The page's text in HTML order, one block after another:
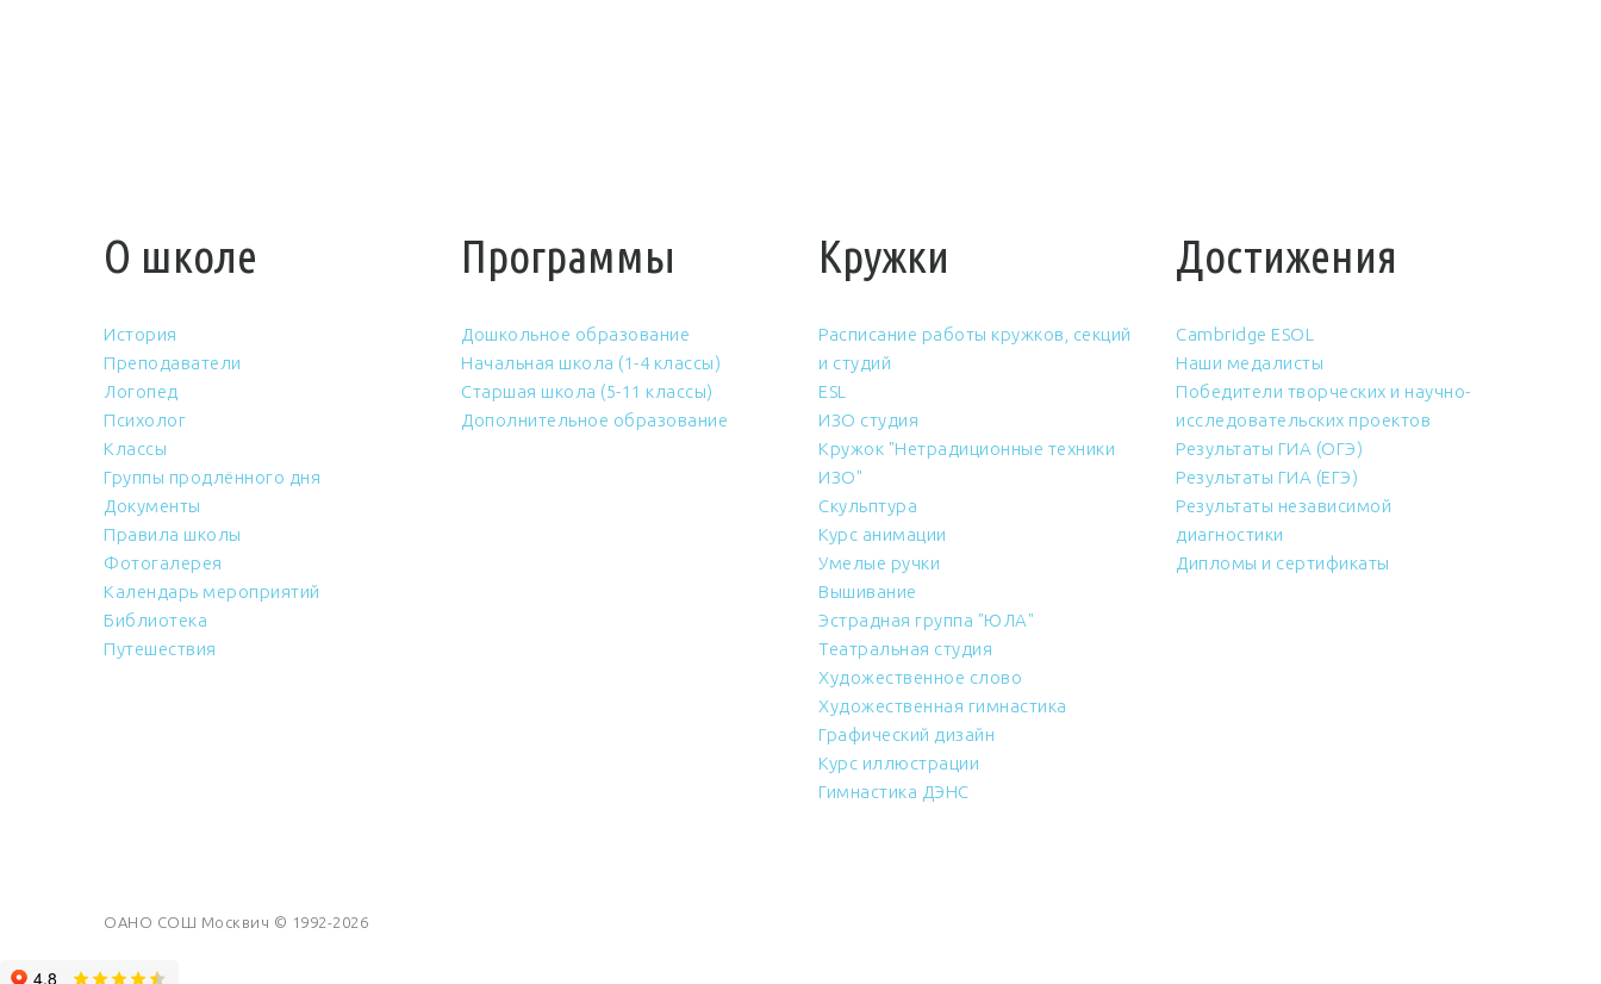
О школе
История
Преподаватели
Логопед
Психолог
Классы
Группы продлённого дня
Документы
Правила школы
Фотогалерея
Календарь мероприятий
Библиотека
Путешествия
Программы
Дошкольное образование
Начальная школа (1-4 классы)
Старшая школа (5-11 классы)
Дополнительное образование
Кружки
Расписание работы кружков, секций
и студий
ESL
ИЗО студия
Кружок "Нетрадиционные техники
ИЗО"
Скульптура
Курс анимации
Умелые ручки
Вышивание
Эстрадная группа "ЮЛА"
Театральная студия
Художественное слово
Художественная гимнастика
Графический дизайн
Курс иллюстрации
Гимнастика ДЭНС
Достижения
Cambridge ESOL
Наши медалисты
Победители творческих и научно-
исследовательских проектов
Результаты ГИА (ОГЭ)
Результаты ГИА (ЕГЭ)
Результаты независимой
диагностики
Дипломы и сертификаты
ОАНО СОШ Москвич © 1992-2026